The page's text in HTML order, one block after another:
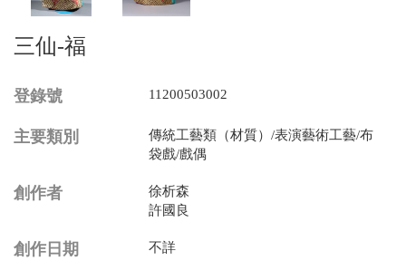
三仙-福
登錄號 11200503002
主要類別
傳統工藝類（材質）/表演藝術工藝/布
袋戲/戲偶
創作者
徐析森
許國良
創作日期 不詳